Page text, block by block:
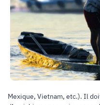
Mexique, Vietnam, etc.). Il